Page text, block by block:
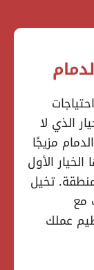
الذي لا
مزيجًا
الأول
تخيل
مع
عملك